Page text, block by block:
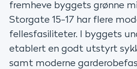
fremheve byggets grønne
Storgate 15-17 har flere
fellesfasiliteter. I byggets
etablert en godt utstyrt
samt moderne